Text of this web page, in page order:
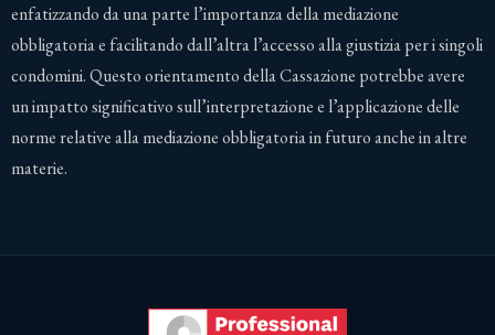
enfatizzando da una parte l’importanza della mediazione
obbligatoria e facilitando dall’altra l’accesso alla giustizia per i singoli
condomini. Questo orientamento della Cassazione potrebbe avere
un impatto significativo sull’interpretazione e l’applicazione delle
norme relative alla mediazione obbligatoria in futuro anche in altre
materie.